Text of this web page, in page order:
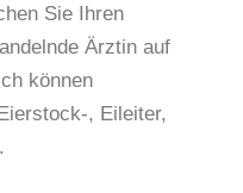
Sie Ihren
Ärztin auf
können
, Eileiter,